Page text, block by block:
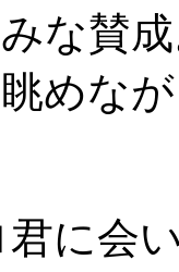
な賛
めな
君に会